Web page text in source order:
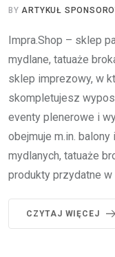
BYARTYKUŁ
Impra.Shop – sklep
mydlane, tatuaże
sklep imprezowy, w
skompletujesz
eventy plenerowe i
obejmuje m.in.
mydlanych, tatuaże
produkty przydatne w
CZYTAJ WIĘCEJ